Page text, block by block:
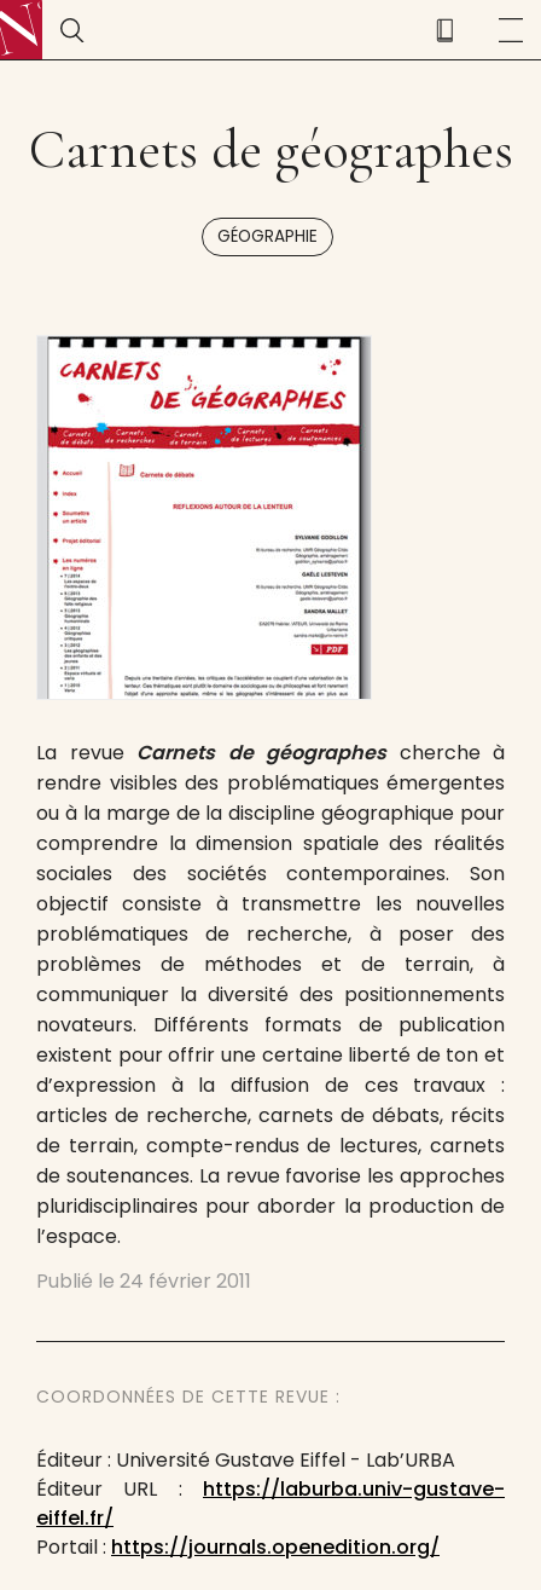
Carnets de géographes
GÉOGRAPHIE
La revue Carnets de géographescherche à
rendre visibles des problématiques émergentes
ou à la marge de la discipline géographique pour
comprendre la dimension spatiale des réalités
sociales des sociétés contemporaines. Son
objectif consiste à transmettre les nouvelles
problématiques de recherche, à poser des
problèmes de méthodes et de terrain, à
communiquer la diversité des positionnements
novateurs. Différents formats de publication
existent pour offrir une certaine liberté de ton et
d’expression à la diffusion de ces travaux :
articles de recherche, carnets de débats, récits
de terrain, compte-rendus de lectures, carnets
de soutenances. La revue favorise les approches
pluridisciplinaires pour aborder la production de
l’espace.
Publié le 24 février 2011
COORDONNÉES DE CETTE REVUE :
Éditeur : Université Gustave Eiffel - Lab’URBA
Éditeur URL : https://laburba.univ-gustave-
eiffel.fr/
Portail : https://journals.openedition.org/